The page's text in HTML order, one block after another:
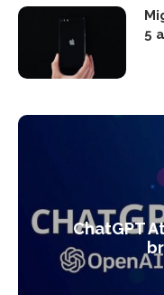
5
ChatGPT